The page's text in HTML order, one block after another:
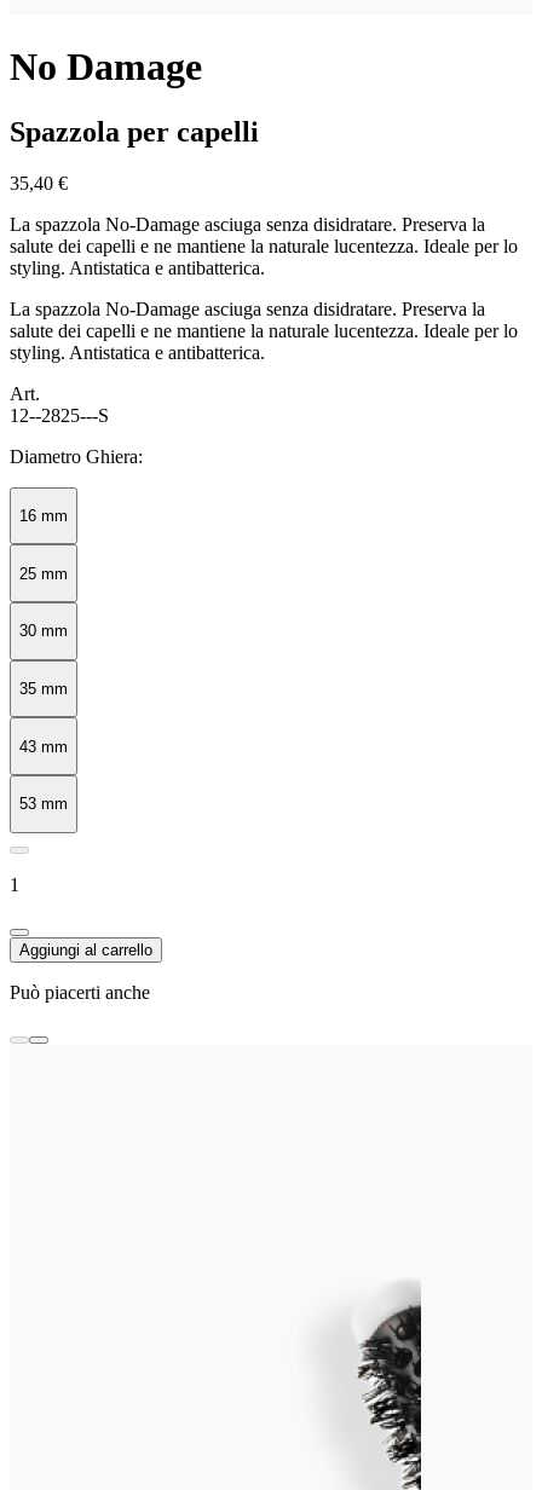
No Damage
Spazzola per capelli
35,40 €
La spazzola No-Damage asciuga senza disidratare. Preserva la
salute dei capelli e ne mantiene la naturale lucentezza. Ideale per lo
styling. Antistatica e antibatterica.
La spazzola No-Damage asciuga senza disidratare. Preserva la
salute dei capelli e ne mantiene la naturale lucentezza. Ideale per lo
styling. Antistatica e antibatterica.
Art.
12--2825---S
Diametro Ghiera:
16 mm
25 mm
30 mm
35 mm
43 mm
53 mm
1
Aggiungi al carrello
Può piacerti anche